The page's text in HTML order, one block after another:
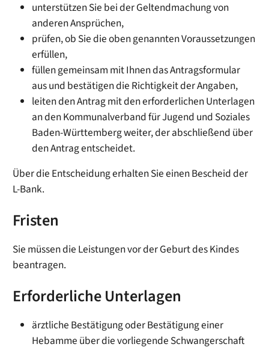
unterstützen Sie bei der Geltendmachung von
anderen Ansprüchen,
prüfen, ob Sie die oben genannten Voraussetzungen
erfüllen,
füllen gemeinsam mit Ihnen das Antragsformular
aus und bestätigen die Richtigkeit der Angaben,
leiten den Antrag mit den erforderlichen Unterlagen
an den Kommunalverband für Jugend und Soziales
Baden-Württemberg weiter, der abschließend über
den Antrag entscheidet.
Über die Entscheidung erhalten Sie einen Bescheid der
L-Bank.
Fristen
Sie müssen die Leistungen vor der Geburt des Kindes
beantragen.
Erforderliche Unterlagen
ärztliche Bestätigung oder Bestätigung einer
Hebamme über die vorliegende Schwangerschaft